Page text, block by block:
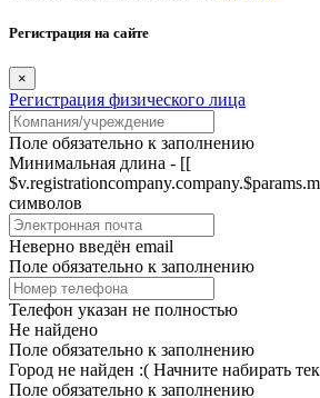
Регистрация на сайте
×
Регистрация физического лица
Поле обязательно к заполнению
Минимальная длина - [[
символов
Неверно введён email
Поле обязательно к заполнению
Телефон указан не полностью
Не найдено
Поле обязательно к заполнению
Город не найден :( Начните набирать
Поле обязательно к заполнению